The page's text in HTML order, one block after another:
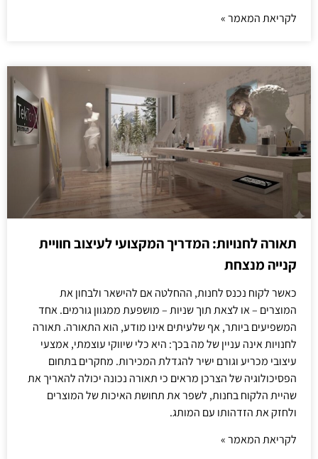
לקריאת המאמר »
תאורה לחנויות: המדריך המקצועי לעיצוב חוויית
קנייה מנצחת
כאשר לקוח נכנס לחנות, ההחלטה אם להישאר ולבחון את
המוצרים – או לצאת תוך שניות – מושפעת ממגוון גורמים. אחד
המשפיעים ביותר, אף שלעיתים אינו מודע, הוא התאורה. תאורה
לחנויות אינה עניין של מה בכך: היא כלי שיווקי עוצמתי, אמצעי
עיצובי מכריע וגורם ישיר להגדלת המכירות. מחקרים בתחום
הפסיכולוגיה של הצרכן מראים כי תאורה נכונה יכולה להאריך את
שהיית הלקוח בחנות, לשפר את תחושת האיכות של המוצרים
ולחזק את הזדהותו עם המותג.
לקריאת המאמר »